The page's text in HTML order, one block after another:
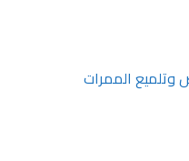
الممرات